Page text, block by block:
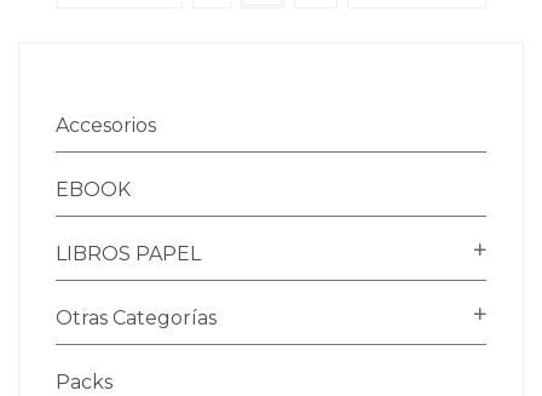
Accesorios
EBOOK
LIBROS PAPEL
Otras Categorías
Packs